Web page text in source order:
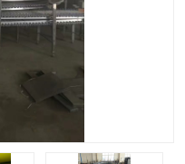
全自动输送机
食品螺旋塔
木材撕碎机
金属撕碎机